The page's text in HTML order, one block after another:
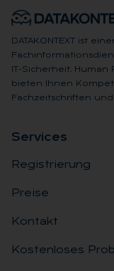
DATAKONTEXT ist
IT-Sicherheit,
bieten Ihnen
Fachzeitschriften
Ser­vices
Registrierung
Preise
Kontakt
Kostenloses